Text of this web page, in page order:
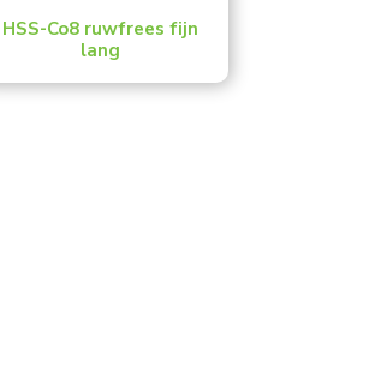
HSS-Co8 ruwfrees fijn
lang